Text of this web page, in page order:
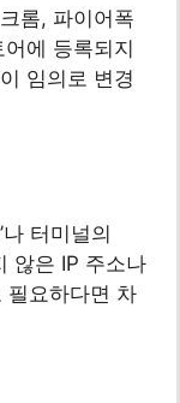
롬, 파이어폭
에 등록되지
임의로 변경
터미널의
않은 IP 주소나
필요하다면 차